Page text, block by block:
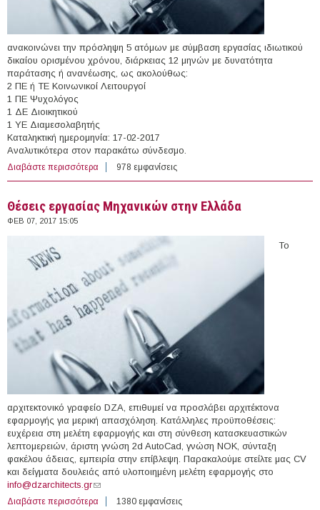
ανακοινώνει την πρόσληψη 5 ατόμων με σύμβαση εργασίας ιδιωτικού
δικαίου ορισμένου χρόνου, διάρκειας 12 μηνών με δυνατότητα
παράτασης ή ανανέωσης, ως ακολούθως:
2 ΠΕ ή ΤΕ Κοινωνικοί Λειτουργοί
1 ΠΕ Ψυχολόγος
1 ΔΕ Διοικητικού
1 ΥΕ Διαμεσολαβητής
Καταληκτική ημερομηνία: 17-02-2017
Αναλυτικότερα στον παρακάτω σύνδεσμο.
Διαβάστε περισσότερα για 5 άτομα με Σύμβαση Ορισμένου Χρόνου στο Δήμο
Κω (Ν.Δωδεκανήσου)
978 εμφανίσεις
Θέσεις εργασίας Μηχανικών στην Ελλάδα
ΦΕΒ 07, 2017 15:05
Το
αρχιτεκτονικό γραφείο DZA, επιθυμεί να προσλάβει αρχιτέκτονα
εφαρμογής για μερική απασχόληση. Κατάλληλες προϋποθέσεις:
ευχέρεια στη μελέτη εφαρμογής και στη σύνθεση κατασκευαστικών
λεπτομερειών, άριστη γνώση 2d AutoCad, γνώση ΝΟΚ, σύνταξη
φακέλου άδειας, εμπειρία στην επίβλεψη. Παρακαλούμε στείλτε μας CV
και δείγματα δουλειάς από υλοποιημένη μελέτη εφαρμογής στο
info@dzarchitects.gr(link sends e-mail)
Διαβάστε περισσότερα για Θέσεις εργασίας Μηχανικών στην Ελλάδα
1380 εμφανίσεις